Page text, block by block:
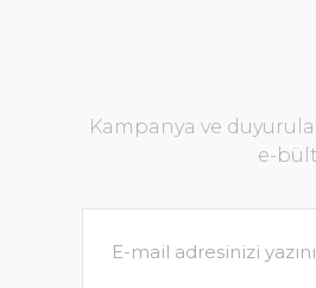
Kampanya ve
e-